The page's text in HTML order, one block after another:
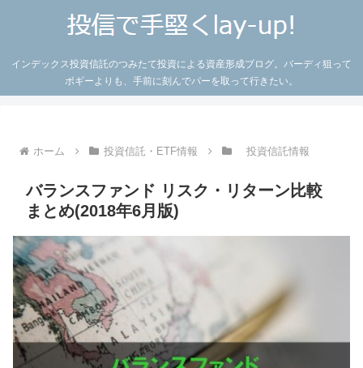
インデックス投資信託のつみたて投資による資産形成ブログ。バーディ狙って
ボギーよりも、手前に刻んでパーを取って行きたい。
ホーム 投資信託・ETF情報 投資信託情報
バランスファンド リスク・リターン比較
まとめ(2018年6月版)